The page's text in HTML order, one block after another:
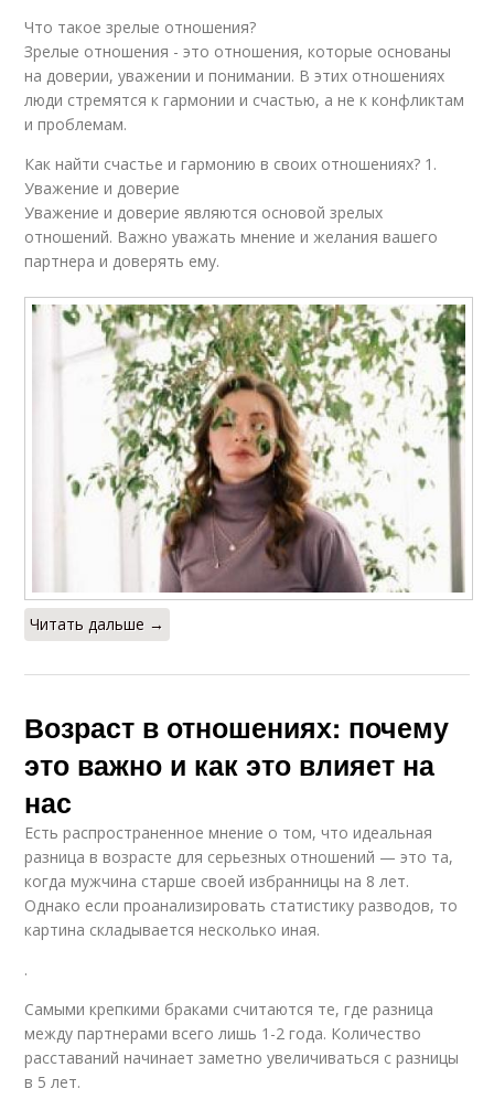
Что такое зрелые отношения?
Зрелые отношения - это отношения, которые основаны
на доверии, уважении и понимании. В этих отношениях
люди стремятся к гармонии и счастью, а не к конфликтам
и проблемам.
Как найти счастье и гармонию в своих отношениях? 1.
Уважение и доверие
Уважение и доверие являются основой зрелых
отношений. Важно уважать мнение и желания вашего
партнера и доверять ему.
Читать дальше →
Возраст в отношениях: почему
это важно и как это влияет на
нас
Есть распространенное мнение о том, что идеальная
разница в возрасте для серьезных отношений — это та,
когда мужчина старше своей избранницы на 8 лет.
Однако если проанализировать статистику разводов, то
картина складывается несколько иная.
.
Самыми крепкими браками считаются те, где разница
между партнерами всего лишь 1-2 года. Количество
расставаний начинает заметно увеличиваться с разницы
в 5 лет.